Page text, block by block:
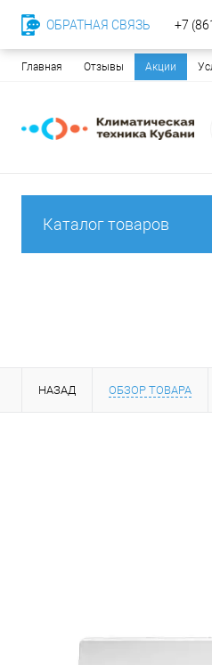
Главная Отзывы Акции
Каталог товаров
НАЗАД ОБЗОР ТОВАРА
ОБРАТНАЯ СВЯЗЬ +7